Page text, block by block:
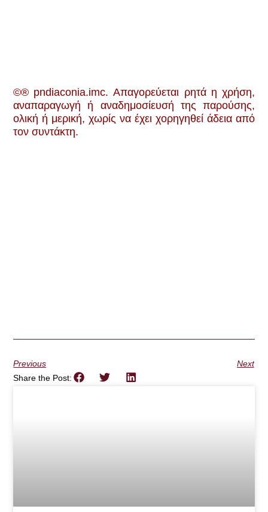
©® pndiaconia.imc. Απαγορεύεται ρητά η χρήση,
αναπαραγωγή ή αναδημοσίευσή της παρούσης,
ολική ή μερική, χωρίς να έχει χορηγηθεί άδεια από
τον συντάκτη.
Previous
Next
Share the Post: